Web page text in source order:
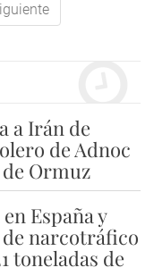
a Irán de
de Adnoc
Ormuz
España y
narcotráfico
toneladas de